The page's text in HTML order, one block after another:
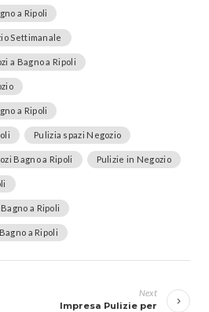
a Ripoli
Settimanale
a Bagno a Ripoli
a Ripoli
Pulizia spazi Negozio
Bagno a Ripoli Pulizie in Negozio
a Ripoli
a Ripoli
Next
Impresa Pulizie per